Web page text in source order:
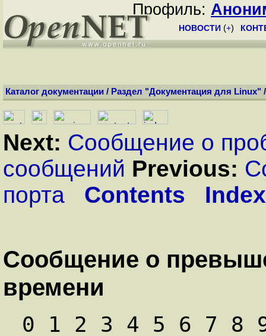
Профиль:
НОВОСТИ (+)
Каталог документации / Раздел "Документация для Linux"
Next: Сообщение о
сообщений Previous:
порта
Contents Index
Сообщение о
времени